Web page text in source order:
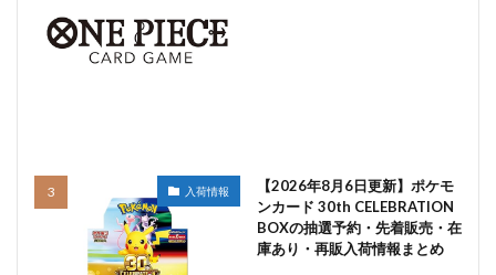
入荷情報
【2026年8月6日更新】ポケモ
ンカード 30th CELEBRATION
BOXの抽選予約・先着販売・在
庫あり・再販入荷情報まとめ